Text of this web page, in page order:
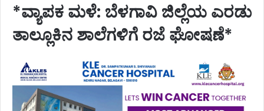
*ವ್ಯಾಪಕ‌ ಮಳೆ: ಬೆಳಗಾವಿ ಜಿಲ್ಲೆಯ ಎರಡು
ತಾಲ್ಲೂಕಿನ ಶಾಲೆಗಳಿಗೆ ರಜೆ ಘೋಷಣೆ*